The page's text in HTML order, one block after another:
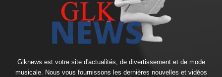
Glknews est votre site d'actualités, de divertissement et de mode
musicale. Nous vous fournissons les dernières nouvelles et vidéos